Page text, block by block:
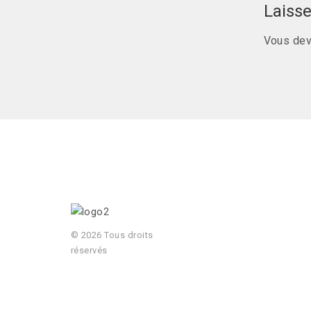
Vous
© 2026 Tous droits
réservés